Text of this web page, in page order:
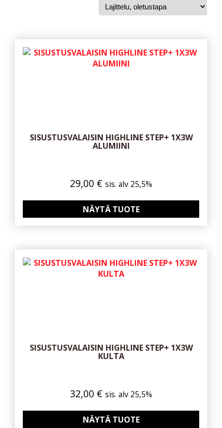
SISUSTUSVALAISIN HIGHLINE STEP+ 1X3W
ALUMIINI
29,00 € sis. alv 25,5%
NÄYTÄ TUOTE
SISUSTUSVALAISIN HIGHLINE STEP+ 1X3W
KULTA
32,00 € sis. alv 25,5%
NÄYTÄ TUOTE